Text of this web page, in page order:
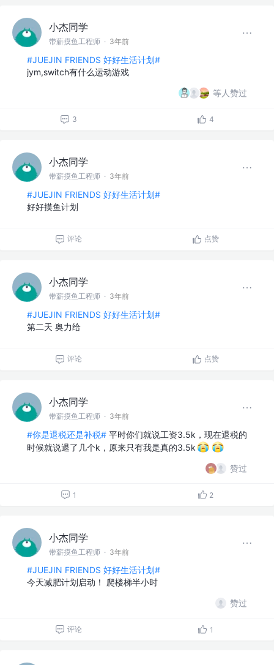
小杰同学
带薪摸鱼工程师 · 3年前
#JUEJIN FRIENDS 好好生活计划#
jym,switch有什么运动游戏
等人赞过
3 4
小杰同学
带薪摸鱼工程师 · 3年前
#JUEJIN FRIENDS 好好生活计划#
好好摸鱼计划
评论 点赞
小杰同学
带薪摸鱼工程师 · 3年前
#JUEJIN FRIENDS 好好生活计划#
第二天 奥力给
评论 点赞
小杰同学
带薪摸鱼工程师 · 3年前
#你是退税还是补税# 平时你们就说工资3.5k，现在退税的
时候就说退了几个k，原来只有我是真的3.5k
赞过
1 2
小杰同学
带薪摸鱼工程师 · 3年前
#JUEJIN FRIENDS 好好生活计划#
今天减肥计划启动！ 爬楼梯半小时
赞过
评论 1